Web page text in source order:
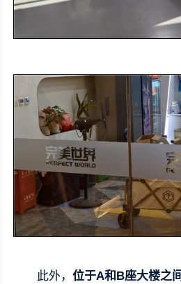
此外，位于A和B座大楼之